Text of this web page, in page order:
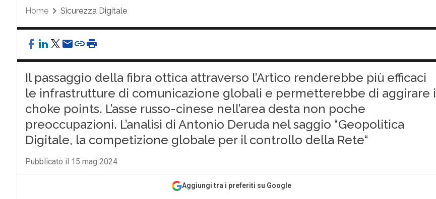
Home Sicurezza Digitale
Il passaggio della fibra ottica attraverso l’Artico renderebbe più efficaci
le infrastrutture di comunicazione globali e permetterebbe di aggirare i
choke points. L’asse russo-cinese nell’area desta non poche
preoccupazioni. L’analisi di Antonio Deruda nel saggio “Geopolitica
Digitale, la competizione globale per il controllo della Rete“
Pubblicato il 15 mag 2024
Aggiungi tra i preferiti su Google